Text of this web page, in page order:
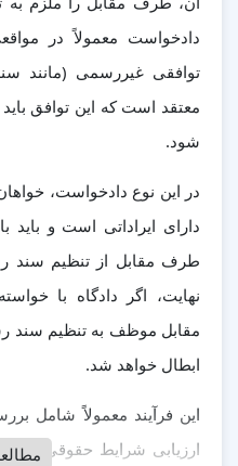
دادخواست معمولاً در
توافقی غیررسمی (مانند
معتقد است که این توافق
شود.
در این نوع دادخواست،
دارای ایراداتی است و باید
طرف مقابل از تنظیم سند
نهایت، اگر دادگاه با
مقابل موظف به تنظیم سند
ابطال خواهد شد.
این فرآیند معمولاً شامل
ارزیابی شرایط حقوقی